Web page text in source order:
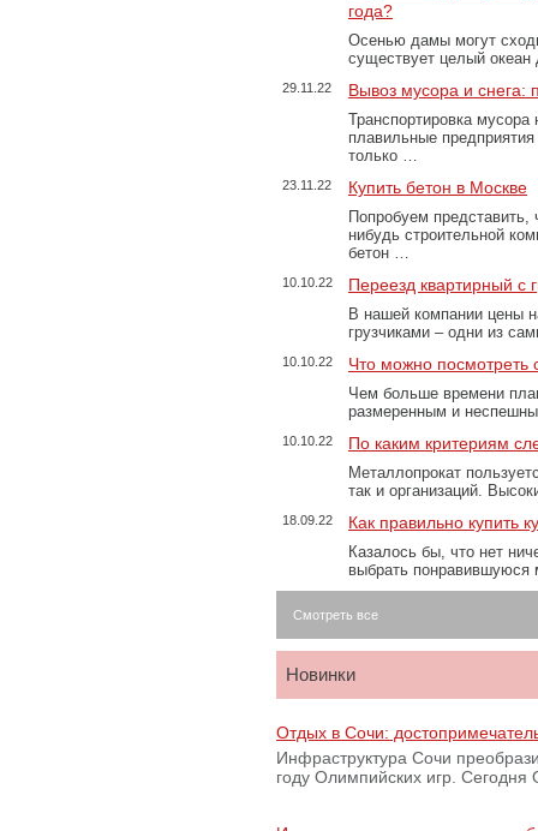
года?
Осенью дамы могут
существует целый
29.11.22 Вывоз мусора и
Транспортировка
плавильные
только …
23.11.22 Купить бетон в Москве
Попробуем представить,
нибудь строительной
бетон …
10.10.22 Переезд квартирный с
В нашей компании цены
грузчиками – одни из
10.10.22 Что можно посмотреть
Чем больше времени
размеренным и
10.10.22 По каким критериям
Металлопрокат
так и организаций.
18.09.22 Как правильно купить
Казалось бы, что нет
выбрать
Смотреть все
Новинки
Отдых в Сочи:
Инфраструктура Сочи
году Олимпийских игр.